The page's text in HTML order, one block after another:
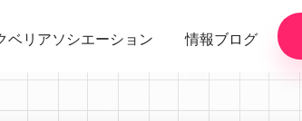
ベリアソシエーション 情報ブログ